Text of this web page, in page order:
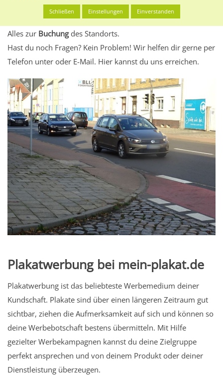
Werbeinhalten informieren.
Alles klar? Dann findest du direkt im unteren Teil dieser Seite
Alles zur Buchungdes Standorts.
Hast du noch Fragen? Kein Problem! Wir helfen dir gerne per
Telefon unter oder E-Mail. Hier kannst du uns erreichen.
Plakatwerbung bei mein-plakat.de
Plakatwerbung ist das beliebteste Werbemedium deiner
Kundschaft. Plakate sind über einen längeren Zeitraum gut
sichtbar, ziehen die Aufmerksamkeit auf sich und können so
deine Werbebotschaft bestens übermitteln. Mit Hilfe
gezielter Werbekampagnen kannst du deine Zielgruppe
perfekt ansprechen und von deinem Produkt oder deiner
Dienstleistung überzeugen.
Schließen Einstellungen Einverstanden